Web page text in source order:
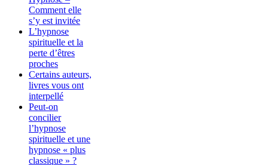
Comment elle
s’y est invitée
L’hypnose
spirituelle et la
perte d’êtres
proches
Certains auteurs,
livres vous ont
interpellé
Peut-on
concilier
l’hypnose
spirituelle et une
hypnose « plus
classique » ?